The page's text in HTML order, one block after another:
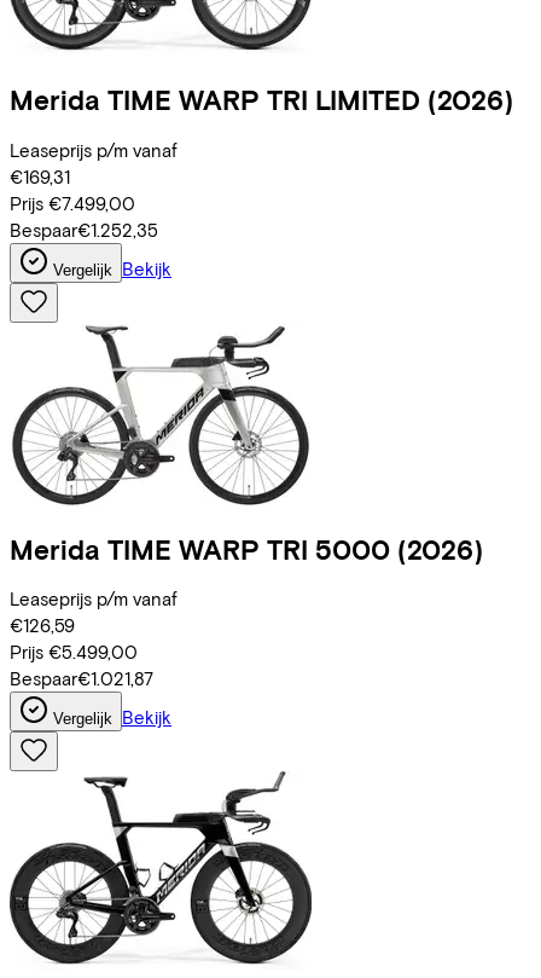
Merida TIME WARP TRI LIMITED (2026)
Leaseprijs p/m vanaf
€169,31
Prijs €7.499,00
Bespaar€1.252,35
Vergelijk Bekijk
Merida TIME WARP TRI 5000 (2026)
Leaseprijs p/m vanaf
€126,59
Prijs €5.499,00
Bespaar€1.021,87
Vergelijk Bekijk